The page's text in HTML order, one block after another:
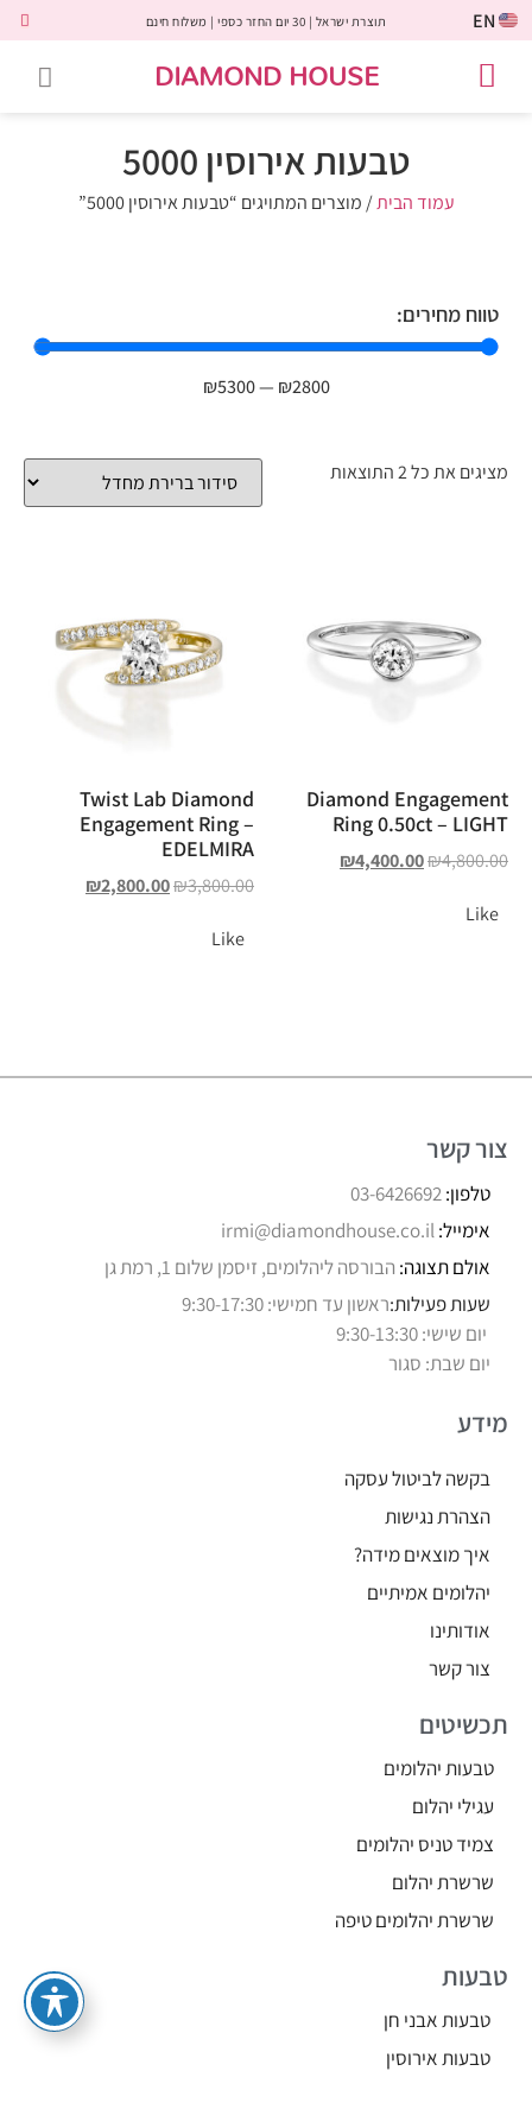
EN תוצרת ישראל | 30 יום החזר כספי | משלוח חינם
DIAMOND HOUSE
טבעות אירוסין 5000
עמוד הבית/ מוצרים המתויגים “טבעות אירוסין 5000”
טווח מחירים:
₪2800
—
₪5300
מציגים את כל ⁦2⁩ התוצאות
Diamond Engagement
Ring 0.50ct – LIGHT
₪4,800.00
₪4,400.00
Like
Twist Lab Diamond
Engagement Ring –
EDELMIRA
₪3,800.00
₪2,800.00
Like
צור קשר
טלפון:03-6426692
אימייל:irmi@diamondhouse.co.il
אולם תצוגה: הבורסה ליהלומים, זיסמן שלום 1, רמת גן
שעות פעילות:ראשון עד חמישי: 9:30-17:30
יום שישי: 9:30-13:30
יום שבת: סגור
מידע
בקשה לביטול עסקה
הצהרת נגישות
איך מוצאים מידה?
יהלומים אמיתיים
אודותינו
צור קשר
תכשיטים
טבעות יהלומים
עגילי יהלום
צמיד טניס יהלומים
שרשרת יהלום
שרשרת יהלומים טיפה
טבעות
טבעות אבני חן
טבעות אירוסין